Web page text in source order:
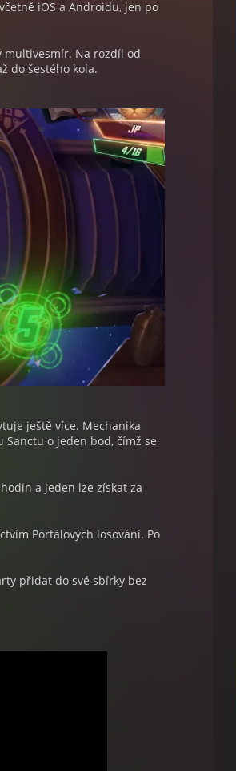
iOS a Androidu, jen po
multivesmír. Na rozdíl od
do šestého kola.
ještě více. Mechanika
o jeden bod, čímž se
a jeden lze získat za
Portálových losování. Po
přidat do své sbírky bez